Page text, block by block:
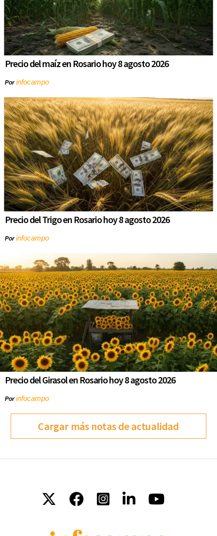
Precio del maíz en Rosario hoy 8 agosto 2026
Porinfocampo
Precio del Trigo en Rosario hoy 8 agosto 2026
Porinfocampo
Precio del Girasol en Rosario hoy 8 agosto 2026
Porinfocampo
Cargar más notas de actualidad